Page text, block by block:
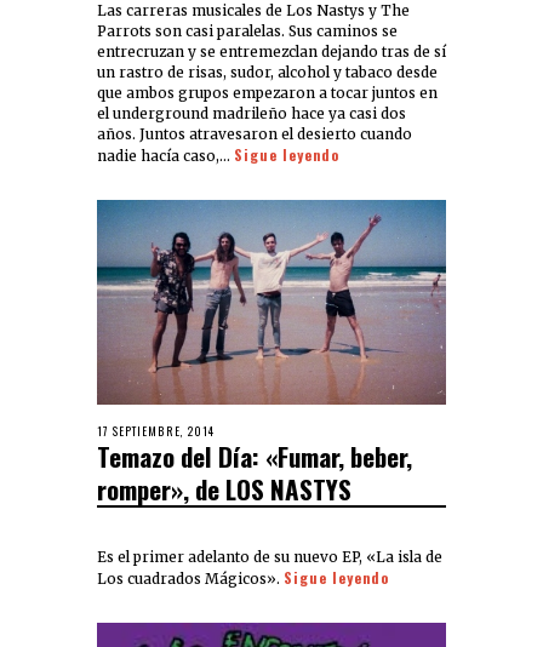
Las carreras musicales de Los Nastys y The
Parrots son casi paralelas. Sus caminos se
entrecruzan y se entremezclan dejando tras de sí
un rastro de risas, sudor, alcohol y tabaco desde
que ambos grupos empezaron a tocar juntos en
el underground madrileño hace ya casi dos
años. Juntos atravesaron el desierto cuando
nadie hacía caso,… Sigue leyendo
17 SEPTIEMBRE, 2014
Temazo del Día: «Fumar, beber,
romper», de LOS NASTYS
Es el primer adelanto de su nuevo EP, «La isla de
Los cuadrados Mágicos». Sigue leyendo